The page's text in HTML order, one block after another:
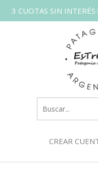
3 CUOTAS SIN
CREAR